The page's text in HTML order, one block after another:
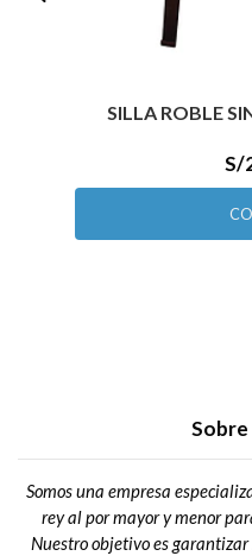
SILLA ROBLE
S/
Somos una empresa
rey al por mayor y menor
Nuestro objetivo es